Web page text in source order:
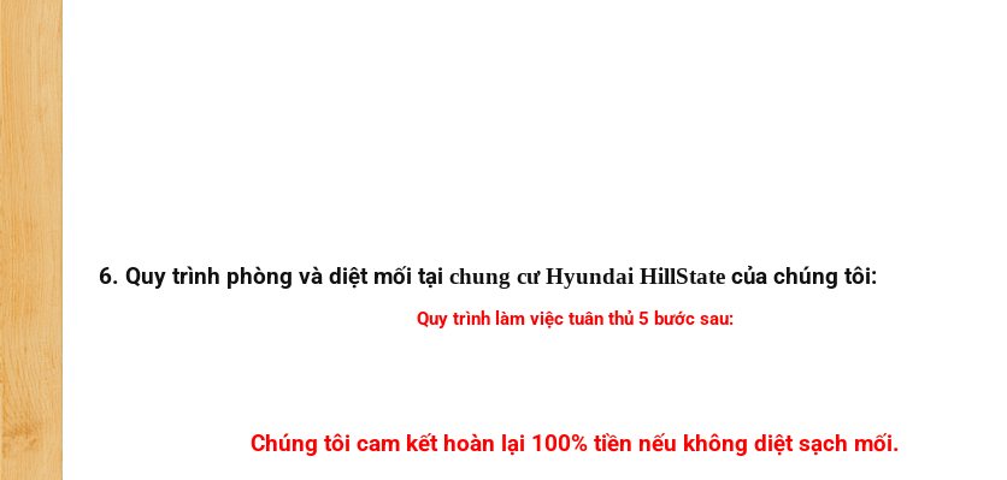
6. Quy trình phòng và diệt mối tại chung cưHyundai HillState của chúng tôi:
Quy trình làm việc tuân thủ 5 bước sau:
Chúng tôi cam kết hoàn lại 100% tiền nếu không diệt sạch mối.